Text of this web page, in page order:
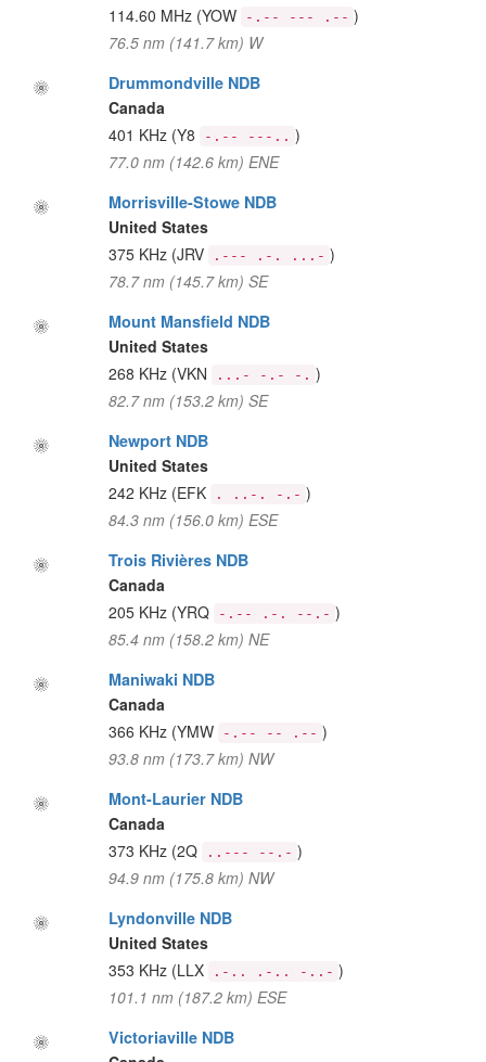
114.60 MHz (YOW -.-- --- .-- )
76.5 nm (141.7 km) W
Drummondville NDB
Canada
401 KHz (Y8 -.-- ---.. )
77.0 nm (142.6 km) ENE
Morrisville-Stowe NDB
United States
375 KHz (JRV .--- .-. ...- )
78.7 nm (145.7 km) SE
Mount Mansfield NDB
United States
268 KHz (VKN ...- -.- -. )
82.7 nm (153.2 km) SE
Newport NDB
United States
242 KHz (EFK . ..-. -.- )
84.3 nm (156.0 km) ESE
Trois Rivières NDB
Canada
205 KHz (YRQ -.-- .-. --.- )
85.4 nm (158.2 km) NE
Maniwaki NDB
Canada
366 KHz (YMW -.-- -- .-- )
93.8 nm (173.7 km) NW
Mont-Laurier NDB
Canada
373 KHz (2Q ..--- --.- )
94.9 nm (175.8 km) NW
Lyndonville NDB
United States
353 KHz (LLX .-.. .-.. -..- )
101.1 nm (187.2 km) ESE
Victoriaville NDB